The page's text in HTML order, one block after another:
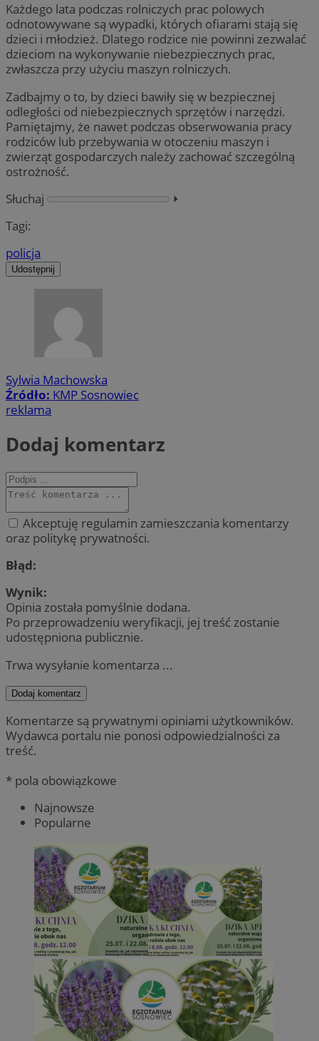
Każdego lata podczas rolniczych prac polowych
odnotowywane są wypadki, których ofiarami stają się
dzieci i młodzież. Dlatego rodzice nie powinni zezwalać
dzieciom na wykonywanie niebezpiecznych prac,
zwłaszcza przy użyciu maszyn rolniczych.
Zadbajmy o to, by dzieci bawiły się w bezpiecznej
odległości od niebezpiecznych sprzętów i narzędzi.
Pamiętajmy, że nawet podczas obserwowania pracy
rodziców lub przebywania w otoczeniu maszyn i
zwierząt gospodarczych należy zachować szczególną
ostrożność.
Słuchaj
⏵︎
Tagi:
policja
Udostępnij
Sylwia Machowska
Źródło: KMP Sosnowiec
reklama
Dodaj komentarz
Akceptuję regulamin zamieszczania komentarzy
oraz politykę prywatności.
Błąd:
Wynik:
Opinia została pomyślnie dodana.
Po przeprowadzeniu weryfikacji, jej treść zostanie
udostępniona publicznie.
Trwa wysyłanie komentarza ...
Dodaj komentarz
Komentarze są prywatnymi opiniami użytkowników.
Wydawca portalu nie ponosi odpowiedzialności za
treść.
* pola obowiązkowe
Najnowsze
Popularne